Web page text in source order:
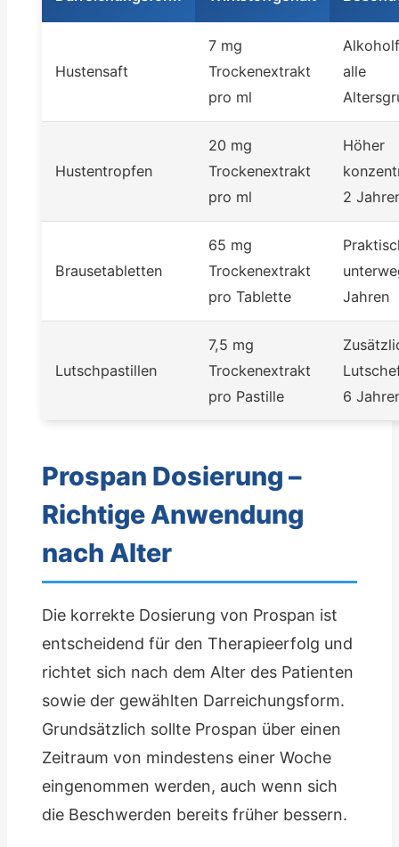
Hustensaft
7 mg
Trockenextrakt
pro ml
alle
Hustentropfen
20 mg
Trockenextrakt
pro ml
Höher
2
Brausetabletten
65 mg
Trockenextrakt
pro Tablette
Jahren
Lutschpastillen
7,5 mg
Trockenextrakt
pro Pastille
6
Prospan Dosierung –
Richtige Anwendung
nach Alter
Die korrekte Dosierung von Prospan ist
entscheidend für den Therapieerfolg und
richtet sich nach dem Alter des Patienten
sowie der gewählten Darreichungsform.
Grundsätzlich sollte Prospan über einen
Zeitraum von mindestens einer Woche
eingenommen werden, auch wenn sich
die Beschwerden bereits früher bessern.